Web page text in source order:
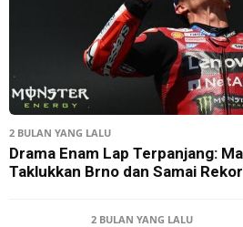
2 BULAN YANG LALU
Drama Enam Lap Terpanjang:
Taklukkan Brno dan Samai
2 BULAN YANG LALU